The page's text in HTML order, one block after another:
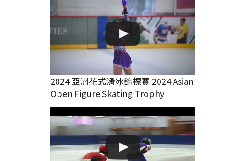
2024 亞洲花式滑冰錦標賽 2024 Asian
Open Figure Skating Trophy